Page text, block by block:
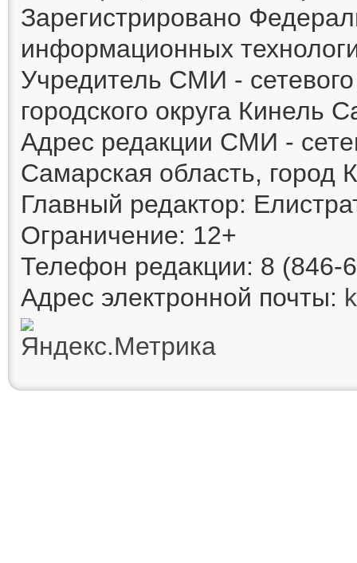
Зарегистрировано
информационных
Учредитель СМИ -
городского округа Кинель
Адрес редакции СМИ -
Самарская область, город
Главный редактор:
Ограничение: 12+
Телефон редакции: 8 (846-
Адрес электронной почты: